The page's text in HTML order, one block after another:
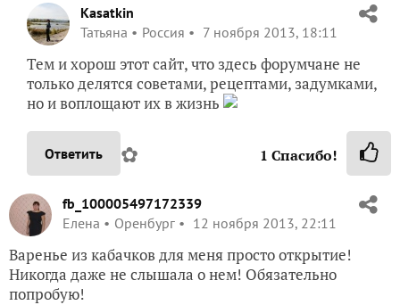
Kasatkin
Татьяна
Россия 7 ноября 2013, 18:11
Тем и хорош этот сайт, что здесь форумчане не
только делятся советами, рецептами, задумками,
но и воплощают их в жизнь
Ответить ✿ 1 Спасибо!
fb_100005497172339
Елена
Оренбург 12 ноября 2013, 22:11
Варенье из кабачков для меня просто открытие!
Никогда даже не слышала о нем! Обязательно
попробую!